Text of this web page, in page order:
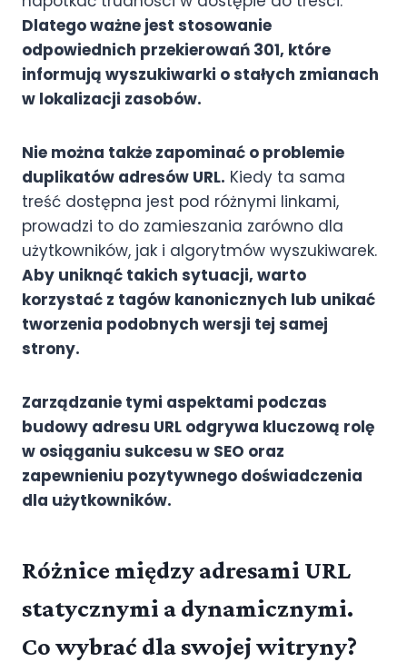
Dlatego ważne jest stosowanie
odpowiednich przekierowań 301, które
informują wyszukiwarki o stałych zmianach
w lokalizacji zasobów.
Nie można także zapominać o problemie
duplikatów adresów URL. Kiedy ta sama
treść dostępna jest pod różnymi linkami,
prowadzi to do zamieszania zarówno dla
użytkowników, jak i algorytmów wyszukiwarek.
Aby uniknąć takich sytuacji, warto
korzystać z tagów kanonicznych lub unikać
tworzenia podobnych wersji tej samej
strony.
Zarządzanie tymi aspektami podczas
budowy adresu URL odgrywa kluczową rolę
w osiąganiu sukcesu w SEO oraz
zapewnieniu pozytywnego doświadczenia
dla użytkowników.
Różnice między adresami URL
statycznymi a dynamicznymi.
Co wybrać dla swojej witryny?